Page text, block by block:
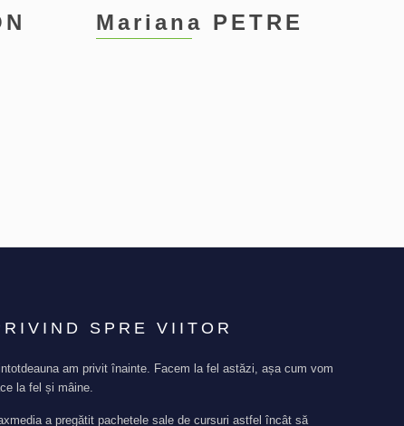
Mariana PETRE
SPRE VIITOR
am privit înainte. Facem la fel astăzi, așa cum vom
la fel și mâine.
a pregătit pachetele sale de cursuri astfel încât să